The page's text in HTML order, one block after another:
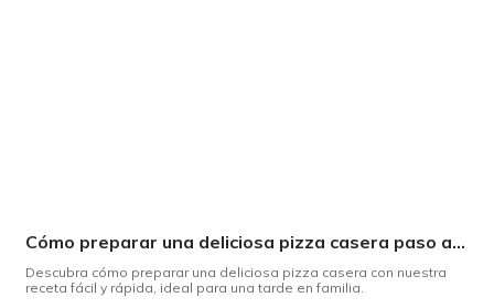
Cómo preparar una deliciosa pizza casera paso a paso
Descubra cómo preparar una deliciosa pizza casera con nuestra
receta fácil y rápida, ideal para una tarde en familia.